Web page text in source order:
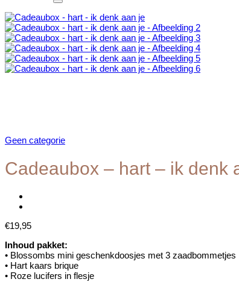
Geen categorie
Cadeaubox – hart – ik denk
€19,95
Inhoud pakket:
• Blossombs mini geschenkdoosjes met 3
• Hart kaars brique
• Roze lucifers in flesje